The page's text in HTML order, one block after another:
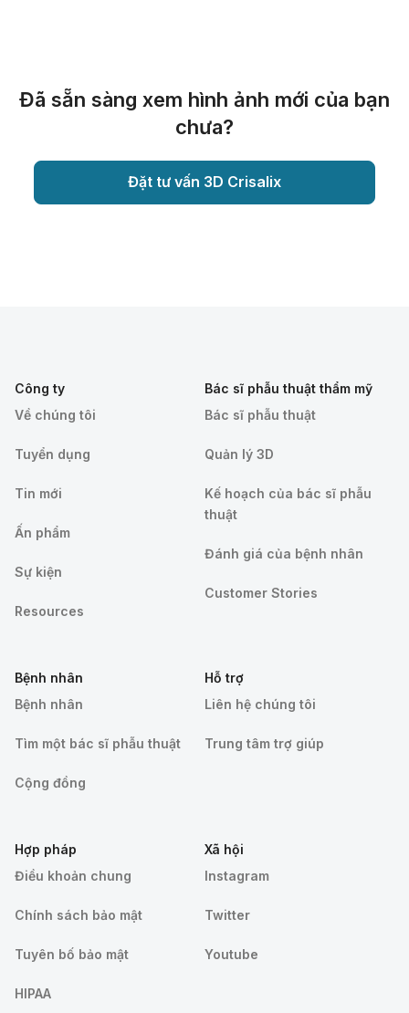
Đã sẵn sàng xem hình ảnh mới của bạn
chưa?
Đặt tư vấn 3D Crisalix
Công ty
Về chúng tôi
Tuyển dụng
Tin mới
Ấn phẩm
Sự kiện
Resources
Bác sĩ phẫu thuật thẩm mỹ
Bác sĩ phẫu thuật
Quản lý 3D
Kế hoạch của bác sĩ phẫu
thuật
Đánh giá của bệnh nhân
Customer Stories
Bệnh nhân
Bệnh nhân
Tìm một bác sĩ phẫu thuật
Cộng đồng
Hỗ trợ
Liên hệ chúng tôi
Trung tâm trợ giúp
Hợp pháp
Điều khoản chung
Chính sách bảo mật
Tuyên bố bảo mật
HIPAA
Xã hội
Instagram
Twitter
Youtube